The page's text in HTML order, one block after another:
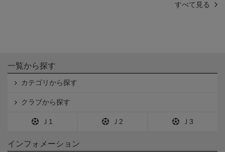
すべて見る
一覧から探す
カテゴリから探す
クラブから探す
Ｊ1 Ｊ2 Ｊ3
インフォメーション